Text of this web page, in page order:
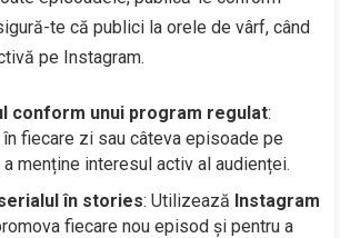
te că publici la orele de vârf, când
pe Instagram.
conform unui program regulat:
fiecare zi sau câteva episoade pe
menține interesul activ al audienței.
în stories: Utilizează Instagram
fiecare nou episod și pentru a